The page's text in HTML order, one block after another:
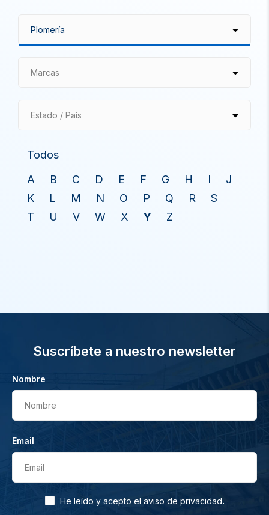
Marcas
Estado / País
Todos
A
B C D E F G H I
J
K
L M N O P Q R
S
T
U V W X Y Z
Suscríbete a nuestro newsletter
Nombre
Nombre
Email
Email
He leído y acepto el aviso de privacidad.